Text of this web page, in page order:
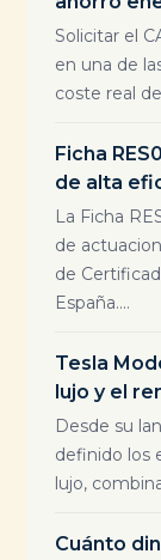
Solicitar el
en una de
coste real de
Ficha
de alta
La Ficha
de
de
España....
Tesla
lujo y el
Desde su
definido los
lujo,
Cuánto